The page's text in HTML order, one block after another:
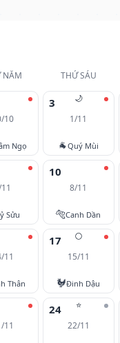
NĂM THỨ SÁU
10
Ngọ
🌙
3
1/11
🐐Quý Mùi
Sửu
10
8/11
🐅Canh Dần
11
Thân
🌕
17
15/11
🐓Đinh Dậu
11
⭐
24
22/11